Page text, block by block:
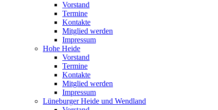
Vorstand
Termine
Kontakte
Mitglied werden
Impressum
Hohe Heide
Vorstand
Termine
Kontakte
Mitglied werden
Impressum
Lüneburger Heide und Wendland